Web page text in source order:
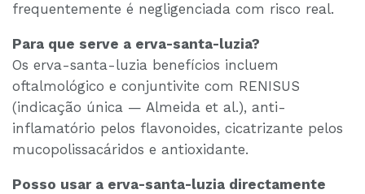
frequentemente é negligenciada com risco real.
Para que serve a erva-santa-luzia?
Os erva-santa-luzia benefícios incluem
oftalmológico e conjuntivite com RENISUS
(indicação única — Almeida et al.), anti-
inflamatório pelos flavonoides, cicatrizante pelos
mucopolissacáridos e antioxidante.
Posso usar a erva-santa-luzia directamente